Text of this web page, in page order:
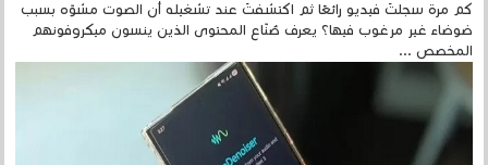
كم مرة سجلتَ فيديو رائعًا ثم اكتشفتَ عند تشغيله أن الصوت مشوّه بسبب
ضوضاء غير مرغوب فيها؟ يعرف صُنّاع المحتوى الذين ينسون ميكروفونهم
المخصص ...